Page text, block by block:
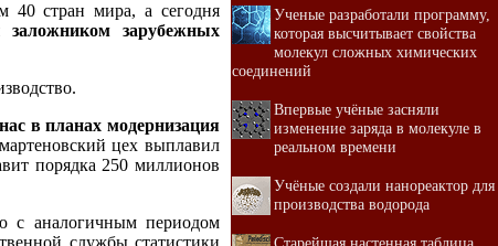
40 стран мира, а сегодня
заложником зарубежных
в планах модернизация
цех выплавил
порядка 250 миллионов
с аналогичным периодом
службы статистики
Ученые разработали программу,
которая высчитывает свойства
молекул сложных химических
соединений
Впервые учёные засняли
изменение заряда в молекуле в
реальном времени
Учёные создали нанореактор для
производства водорода